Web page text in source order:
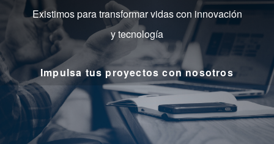
Existimos para transformar vidas con innovación
y tecnología
Impulsa tus proyectos con nosotros